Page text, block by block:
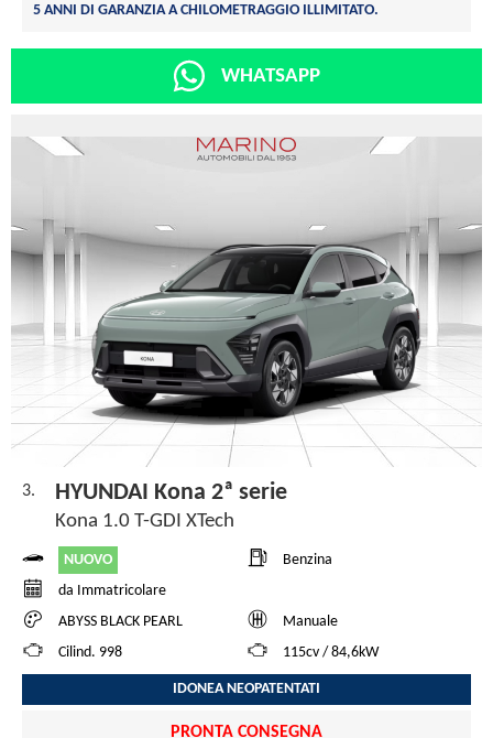
5 ANNI DI GARANZIA A CHILOMETRAGGIO ILLIMITATO.
WHATSAPP
3. HYUNDAI Kona 2ª serie
Kona 1.0 T-GDI XTech
NUOVO
Benzina
da Immatricolare
ABYSS BLACK PEARL
Manuale
Cilind. 998
115cv / 84,6kW
IDONEA NEOPATENTATI
PRONTA CONSEGNA